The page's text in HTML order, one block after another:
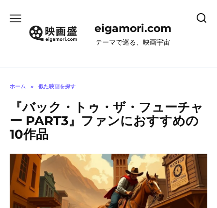
eigamori.com
テーマで巡る、映画宇宙
ホーム » 似た映画を探す
『バック・トゥ・ザ・フューチャ
ー PART3』ファンにおすすめの
10作品